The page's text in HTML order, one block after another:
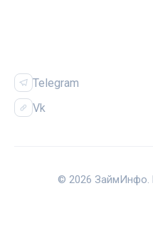
Telegram
Vk
© 2026 ЗаймИнфо.